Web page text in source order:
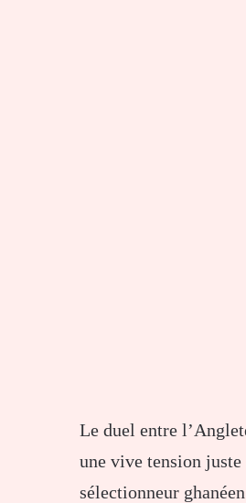
Le duel entre
une vive tension
sélectionneur